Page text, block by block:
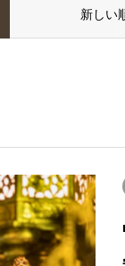
新しい